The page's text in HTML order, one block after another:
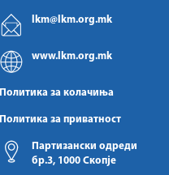
lkm@lkm.org.mk
www.lkm.org.mk
Политика за колачиња
Политика за приватност
Партизански одреди
бр.3, 1000 Скопје